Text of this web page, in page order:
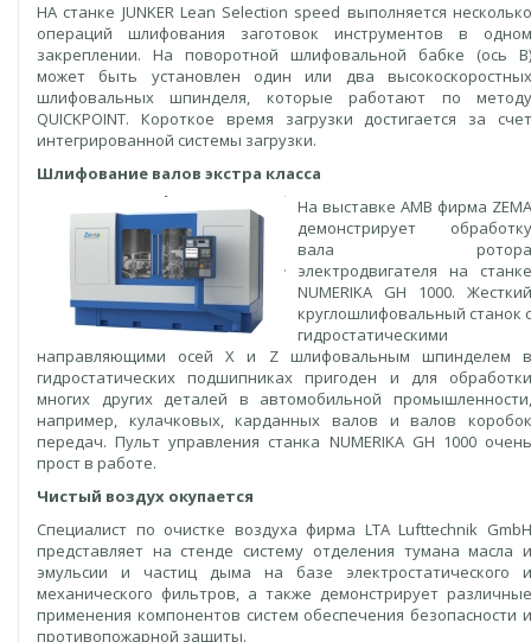
НА станке JUNKER Lean Selection speed выполняется несколько
операций шлифования заготовок инструментов в одном
закреплении. На поворотной шлифовальной бабке (ось В)
может быть установлен один или два высокоскоростных
шлифовальных шпинделя, которые работают по методу
QUICKPOINT. Короткое время загрузки достигается за счет
интегрированной системы загрузки.
Шлифование валов экстра класса
На выставке AMB фирма ZEMA
демонстрирует обработку
вала ротора
электродвигателя на станке
NUMERIKA GH 1000. Жесткий
круглошлифовальный станок с
гидростатическими
направляющими осей X и Z шлифовальным шпинделем в
гидростатических подшипниках пригоден и для обработки
многих других деталей в автомобильной промышленности,
например, кулачковых, карданных валов и валов коробок
передач. Пульт управления станка NUMERIKA GH 1000 очень
прост в работе.
Чистый воздух окупается
Специалист по очистке воздуха фирма LTA Lufttechnik GmbH
представляет на стенде систему отделения тумана масла и
эмульсии и частиц дыма на базе электростатического и
механического фильтров, а также демонстрирует различные
применения компонентов систем обеспечения безопасности и
противопожарной защиты.